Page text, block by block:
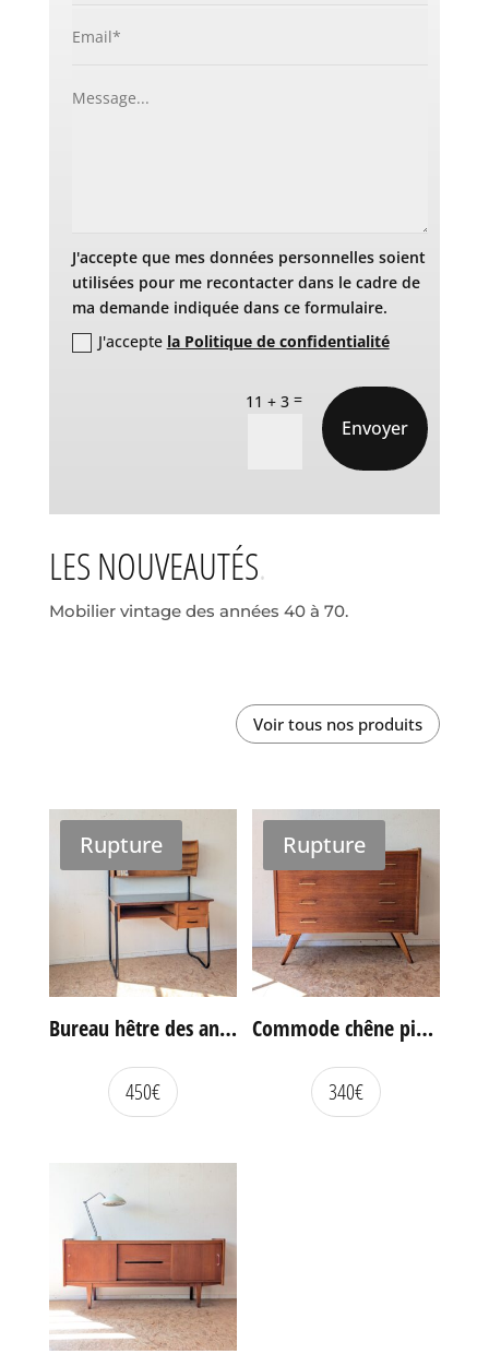
J'accepte que mes données personnelles soient
utilisées pour me recontacter dans le cadre de
ma demande indiquée dans ce formulaire.
J'accepte la Politique de confidentialité
11 + 3 =
Envoyer
LES NOUVEAUTÉS
Mobilier vintage des années 40 à 70.
Voir tous nos produits
Rupture
Bureau hêtre des années 60
450€
Rupture
Commode chêne pieds compas vintage
340€